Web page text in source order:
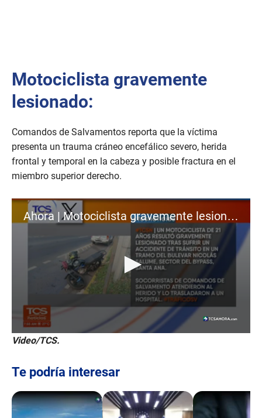
Motociclista gravemente
lesionado:
Comandos de Salvamentos reporta que la víctima
presenta un trauma cráneo encefálico severo, herida
frontal y temporal en la cabeza y posible fractura en el
miembro superior derecho.
Ahora | Motociclista gravemente lesionado en Bypass Santa Ana
0
s
c
o
d
s
o
Video/TCS.
Te podría interesar